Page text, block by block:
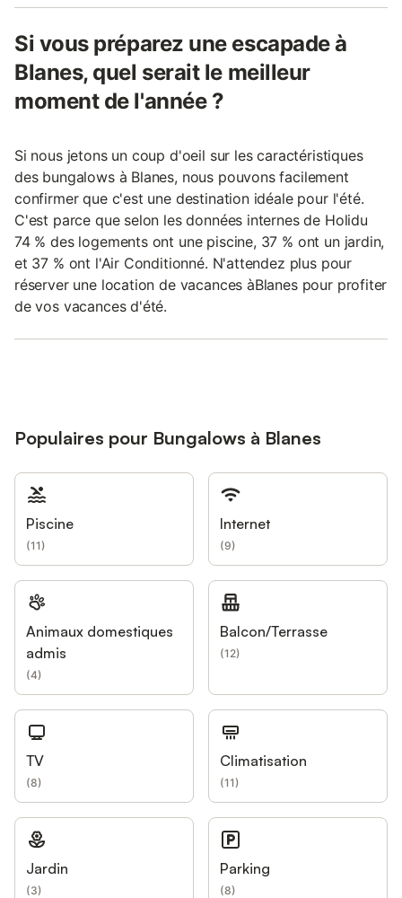
Si vous préparez une escapade à
Blanes, quel serait le meilleur
moment de l'année ?
Si nous jetons un coup d'oeil sur les caractéristiques
des bungalows à Blanes, nous pouvons facilement
confirmer que c'est une destination idéale pour l'été.
C'est parce que selon les données internes de Holidu
74 % des logements ont une piscine, 37 % ont un jardin,
et 37 % ont l'Air Conditionné. N'attendez plus pour
réserver une location de vacances àBlanes pour profiter
de vos vacances d'été.
Populaires pour Bungalows à Blanes
Piscine
(11)
Internet
(9)
Animaux domestiques
admis
(4)
Balcon/Terrasse
(12)
TV
(8)
Climatisation
(11)
Jardin
(3)
Parking
(8)